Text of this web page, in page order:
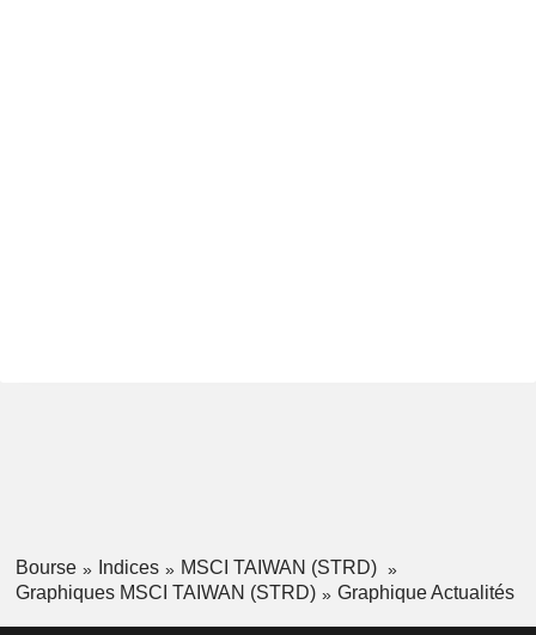
Bourse Indices
MSCI TAIWAN (STRD)
Graphiques MSCI TAIWAN (STRD)
Graphique Actualités